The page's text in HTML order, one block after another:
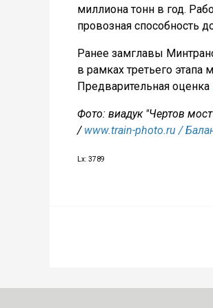
миллиона тонн в год.
провозная способность
Ранее замглавы
в рамках третьего этапа
Предварительная оценка
Фото: виадук "Чертов
/ www.train-photo.ru /
Lx: 3789